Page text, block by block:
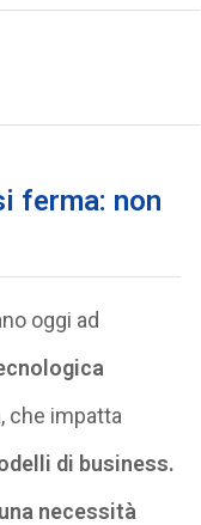
ferma: non
oggi ad
che impatta
di business.
necessità